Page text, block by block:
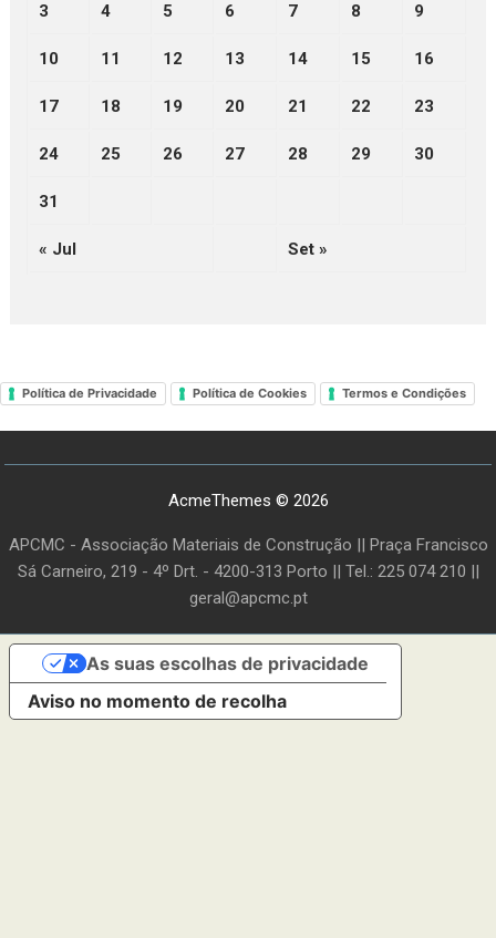
3 4 5 6 7 8 9
10 11 12 13 14 15 16
17 18 19 20 21 22 23
24 25 26 27 28 29 30
31
« Jul Set »
Política de Privacidade Política de Cookies Termos e Condições
AcmeThemes © 2026
APCMC - Associação Materiais de Construção || Praça Francisco
Sá Carneiro, 219 - 4º Drt. - 4200-313 Porto || Tel.: 225 074 210 ||
geral@apcmc.pt
Aviso no momento de recolha
As suas escolhas de privacidade